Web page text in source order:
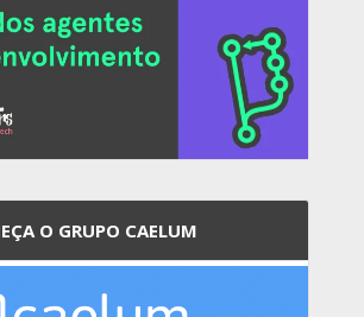
O GRUPO CAELUM